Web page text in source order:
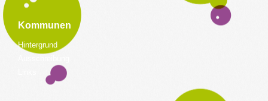
Kommunen
Hintergrund